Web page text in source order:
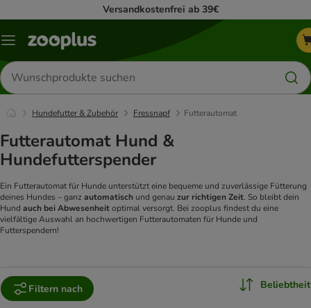
Versandkostenfrei ab 39€
Menü
Produkte
suchen
Hundefutter & Zubehör Fressnapf Futterautomat
Futterautomat Hund &
Hundefutterspender
Ein Futterautomat für Hunde unterstützt eine bequeme und zuverlässige Fütterung
deines Hundes – ganz automatisch und genau zur richtigen Zeit. So bleibt dein
Hund auch bei Abwesenheitoptimal versorgt. Bei zooplus findest du eine
vielfältige Auswahl an hochwertigen Futterautomaten für Hunde und
Futterspendern!
Filtern nach Beliebtheit